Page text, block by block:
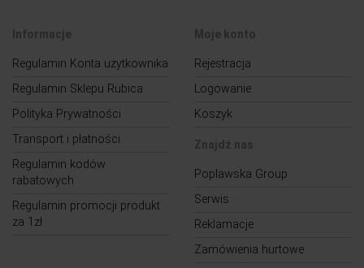
Informacje
Regulamin Konta użytkownika
Regulamin Sklepu Rubica
Polityka Prywatności
Transport i płatności
Regulamin kodów
rabatowych
Regulamin promocji produkt
za 1zł
Moje konto
Rejestracja
Logowanie
Koszyk
Znajdź nas
Poplawska Group
Serwis
Reklamacje
Zamówienia hurtowe